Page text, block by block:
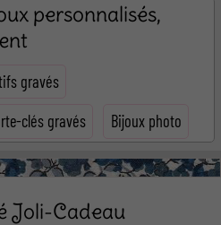
personnalisés,
gravés
clés gravés Bijoux photo
Joli-Cadeau